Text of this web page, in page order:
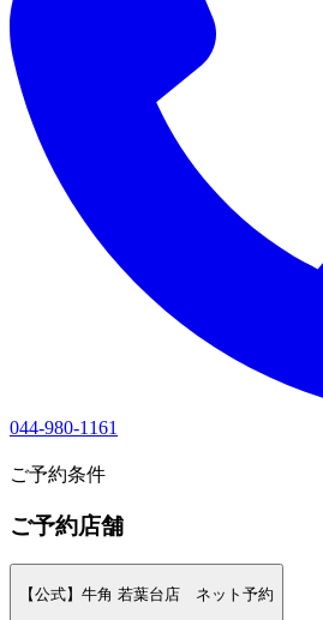
044-980-1161
ご予約条件
ご予約店舗
【公式】牛角 若葉台店 ネット予約